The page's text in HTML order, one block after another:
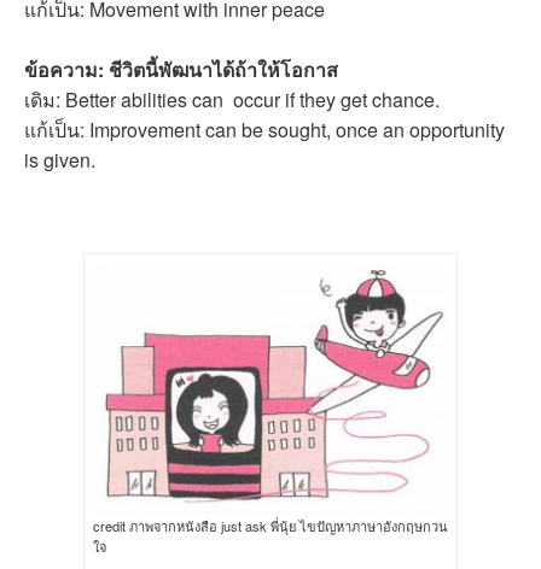
แก้เป็น: Movement with inner peace
ข้อความ: ชีวิตนี้พัฒนาได้ถ้าให้โอกาส
เดิม: Better abilities can occur if they get chance.
แก้เป็น: Improvement can be sought, once an opportunity
is given.
credit ภาพจากหนังสือ just ask พี่นุ้ย ไขปัญหาภาษาอังกฤษกวน
ใจ